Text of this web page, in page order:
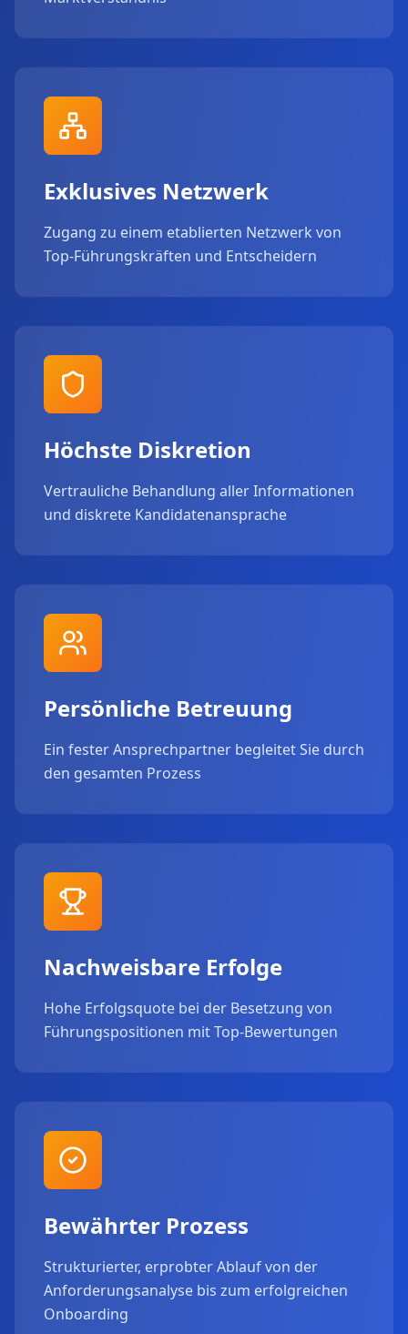
Exklusives Netzwerk
Zugang zu einem etablierten Netzwerk von
Top-Führungskräften und Entscheidern
Höchste Diskretion
Vertrauliche Behandlung aller Informationen
und diskrete Kandidatenansprache
Persönliche Betreuung
Ein fester Ansprechpartner begleitet Sie durch
den gesamten Prozess
Nachweisbare Erfolge
Hohe Erfolgsquote bei der Besetzung von
Führungspositionen mit Top-Bewertungen
Bewährter Prozess
Strukturierter, erprobter Ablauf von der
Anforderungsanalyse bis zum erfolgreichen
Onboarding